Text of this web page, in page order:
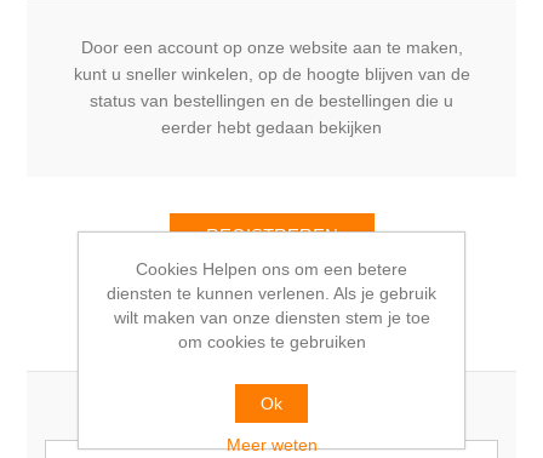
Door een account op onze website aan te maken,
kunt u sneller winkelen, op de hoogte blijven van de
status van bestellingen en de bestellingen die u
eerder hebt gedaan bekijken
Terugkomende klant
Cookies Helpen ons om een betere
diensten te kunnen verlenen. Als je gebruik
wilt maken van onze diensten stem je toe
om cookies te gebruiken
Ok
Meer weten